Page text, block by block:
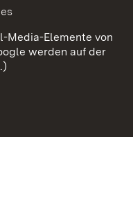
Media-Elemente von
werden auf der